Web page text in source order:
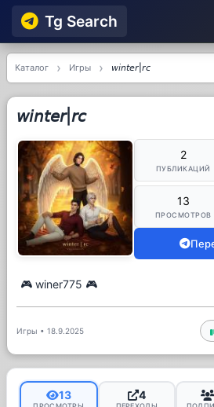
Tg Searсh
Каталог Игры 𝘸𝘪𝘯𝘵𝘦𝘳|𝘳𝘤
𝘸𝘪𝘯𝘵𝘦𝘳|𝘳𝘤
2
ПУБЛИКАЦИЙ
13
ПРОСМОТРОВ
🎮 winer775 🎮
Игры • 18.9.2025
13 4